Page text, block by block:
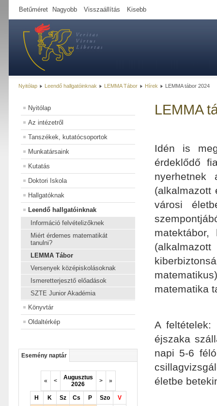
Betűméret Nagyobb Visszaállítás Kisebb
Nyitólap Leendő hallgatóinknak LEMMA Tábor Hírek LEMMA tábor 2024
Nyitólap
Az intézetről
Tanszékek, kutatócsoportok
Munkatársaink
Kutatás
Doktori Iskola
Hallgatóknak
Leendő hallgatóinknak
Információ felvételizőknek
Miért érdemes matematikát
tanulni?
LEMMA Tábor
Versenyek középiskolásoknak
Ismeretterjesztő előadások
SZTE Junior Akadémia
Könyvtár
Oldaltérkép
Esemény naptár
« <
Augusztus
2026
> »
H K Sz Cs P Szo
V
LEMMA
Idén is
érdeklődő
nyerhetnek
(alkalmazott
városi
matematika
A
éjszaka
napi 5-6
életbe